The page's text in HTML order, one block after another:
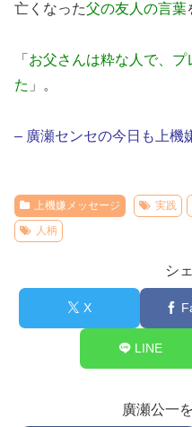
亡くなった父の友人の言葉
「 お父さんは粋な人で、
た 」。
– 廣瀬センセの今日も上機
上機嫌メッセージ 実践
人柄
シ
X
LINE
廣瀬公一